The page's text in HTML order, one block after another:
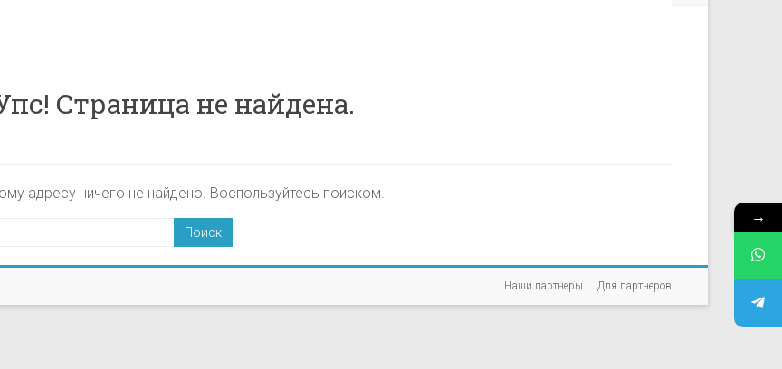
Страница не найдена.
адресу ничего не найдено. Воспользуйтесь поиском.
Наши партнеры Для партнеров
→